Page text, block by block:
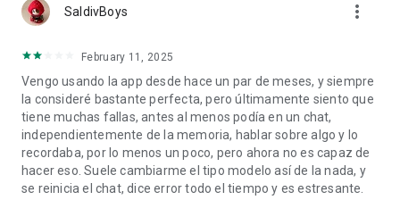
SaldivBoys more_vert
February 11, 2025
Vengo usando la app desde hace un par de meses, y siempre
la consideré bastante perfecta, pero últimamente siento que
tiene muchas fallas, antes al menos podía en un chat,
independientemente de la memoria, hablar sobre algo y lo
recordaba, por lo menos un poco, pero ahora no es capaz de
hacer eso. Suele cambiarme el tipo modelo así de la nada, y
se reinicia el chat, dice error todo el tiempo y es estresante.